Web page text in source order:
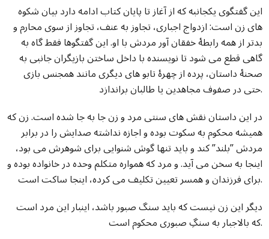
این گفتگوی یکجانبه که از آغاز تا پایان کتاب ادامه دارد بیان شکوه
های زن است: ازدواج اجباری، تجاوز به عنف، تجاوز از سوی محارم و
بدتر از همه رابطۀ خفقان آور مردش با او. این گفتگوها فقط گاه به
گاهی قطع می شود تا نویسنده با داخل ساختن بازیگران جانبی به
صحنۀ داستان، پرده از چهرۀ تابو های دیگری مانند همجنس بازی
حتی در صفوف مجاهدین یا طالبان براندازد.
در این داستان نقش های سنتی مرد و زن جا به جا شده است. زن که
همیشه محکوم به سکوت بوده و اجازه نداشته صدایش را در برابر
مردش ”بلند” کند و باید تنها گوش شنوایی برای شوهرش می بود،
اینجا به سخن می آید. و مرد که همواره متکلم وحده در خانواده بوده و
برای فرزندان و همسر تعیین تکلیف می کرده، اینجا ساکت است.
دیگر این زن نیست که باید سنگ صبور باشد، اینبار این مرد است
که بالاجبار به سنگِ صبوری محکوم است.